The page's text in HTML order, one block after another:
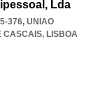
Lda
376, UNIAO
CASCAIS, LISBOA